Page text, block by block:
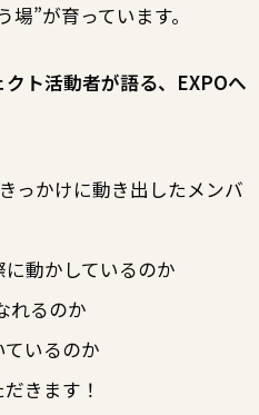
”が育っています。
ト活動者が語る、EXPOへ
っかけに動き出したメンバ
動かしているのか
れるのか
ているのか
きます！